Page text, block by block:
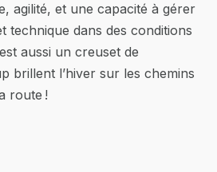
agilité, et une capacité à gérer
technique dans des conditions
aussi un creuset de
brillent l’hiver sur les chemins
route !